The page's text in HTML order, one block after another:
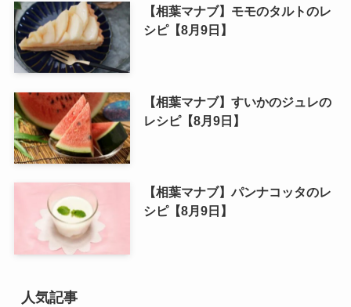
【相葉マナブ】モモのタルトのレ
シピ【8月9日】
【相葉マナブ】すいかのジュレの
レシピ【8月9日】
【相葉マナブ】パンナコッタのレ
シピ【8月9日】
人気記事